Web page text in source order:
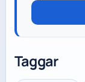
Taggar